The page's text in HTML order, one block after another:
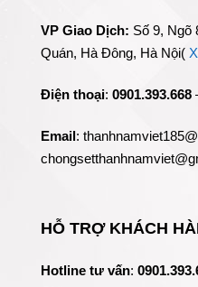
VP Giao Dịch: Số 9, Ngõ
Quán, Hà Đông, Hà Nội(
Điện thoại: 0901.393.668
Email:
HỖ TRỢ KHÁCH
Hotline tư vấn: